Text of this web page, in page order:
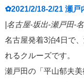
✿2021/2/18-2/21 瀬戸
|名古屋-坂出-瀬戸田-
名古屋発着3泊4日で
れるクルーズです。
瀬戸田の「平山郁夫